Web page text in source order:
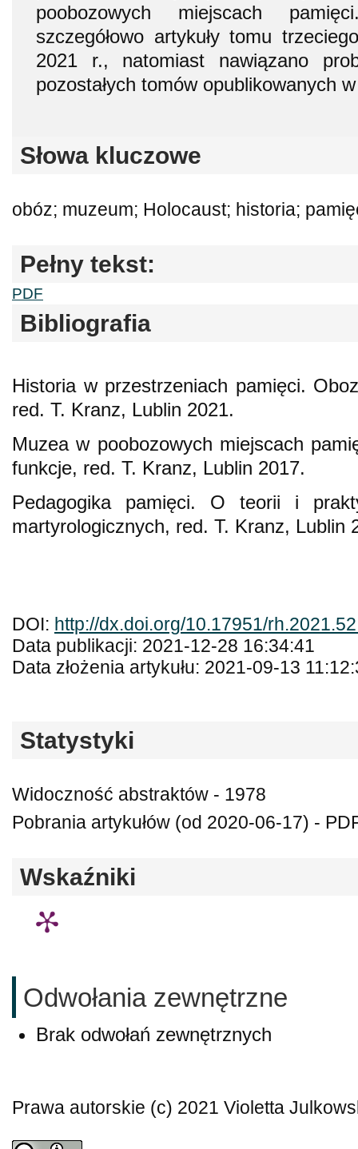
poobozowych miejscach
szczegółowo artykuły tomu
2021 r., natomiast nawiązano
pozostałych tomów opublikowanych
Słowa kluczowe
obóz; muzeum; Holocaust; historia;
Pełny tekst:
PDF
Bibliografia
Historia w przestrzeniach pamięci.
red. T. Kranz, Lublin 2021.
Muzea w poobozowych miejscach
funkcje, red. T. Kranz, Lublin 2017.
Pedagogika pamięci. O teorii i
martyrologicznych, red. T. Kranz, Lublin
DOI: http://dx.doi.org/10.17951/
Data publikacji: 2021-12-28 16:34:41
Data złożenia artykułu: 2021-09-13
Statystyki
Widoczność abstraktów - 1978
Pobrania artykułów (od 2020-06-17) -
Wskaźniki
Odwołania zewnętrzne
Brak odwołań zewnętrznych
Prawa autorskie (c) 2021 Violetta